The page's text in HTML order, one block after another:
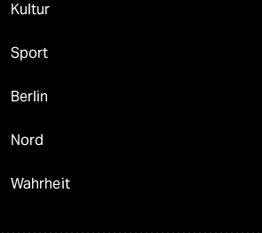
Kultur
Sport
Berlin
Nord
Wahrheit